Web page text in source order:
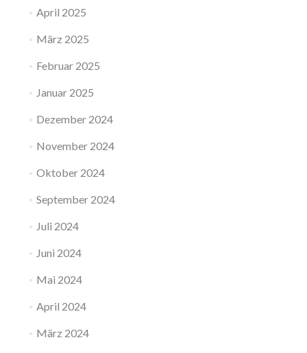
April 2025
März 2025
Februar 2025
Januar 2025
Dezember 2024
November 2024
Oktober 2024
September 2024
Juli 2024
Juni 2024
Mai 2024
April 2024
März 2024